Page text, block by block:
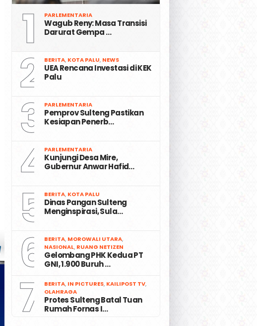
1 PARLEMENTARIA
Wagub Reny: Masa Transisi
Darurat Gempa …
2 BERITA, KOTA PALU, NEWS
UEA Rencana Investasi di KEK
Palu
3 PARLEMENTARIA
Pemprov Sulteng Pastikan
Kesiapan Penerb…
4 PARLEMENTARIA
Kunjungi Desa Mire,
Gubernur Anwar Hafid…
5 BERITA, KOTA PALU
Dinas Pangan Sulteng
Menginspirasi, Sula…
6 BERITA, MOROWALI UTARA,
NASIONAL, RUANG NETIZEN
Gelombang PHK Kedua PT
GNI, 1.900 Buruh …
7 BERITA, IN PICTURES, KAILIPOST TV,
OLAHRAGA
Protes Sulteng Batal Tuan
Rumah Fornas I…